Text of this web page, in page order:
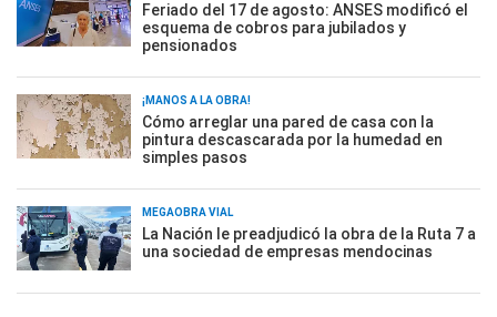
Feriado del 17 de agosto: ANSES modificó el
esquema de cobros para jubilados y
pensionados
¡MANOS A LA OBRA!
Cómo arreglar una pared de casa con la
pintura descascarada por la humedad en
simples pasos
MEGAOBRA VIAL
La Nación le preadjudicó la obra de la Ruta 7 a
una sociedad de empresas mendocinas